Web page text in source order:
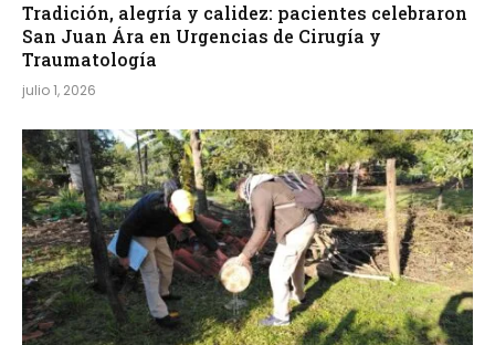
Tradición, alegría y calidez: pacientes celebraron
San Juan Ára en Urgencias de Cirugía y
Traumatología
julio 1, 2026